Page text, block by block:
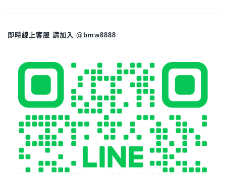
即時線上客服 請加入 @bmw8888